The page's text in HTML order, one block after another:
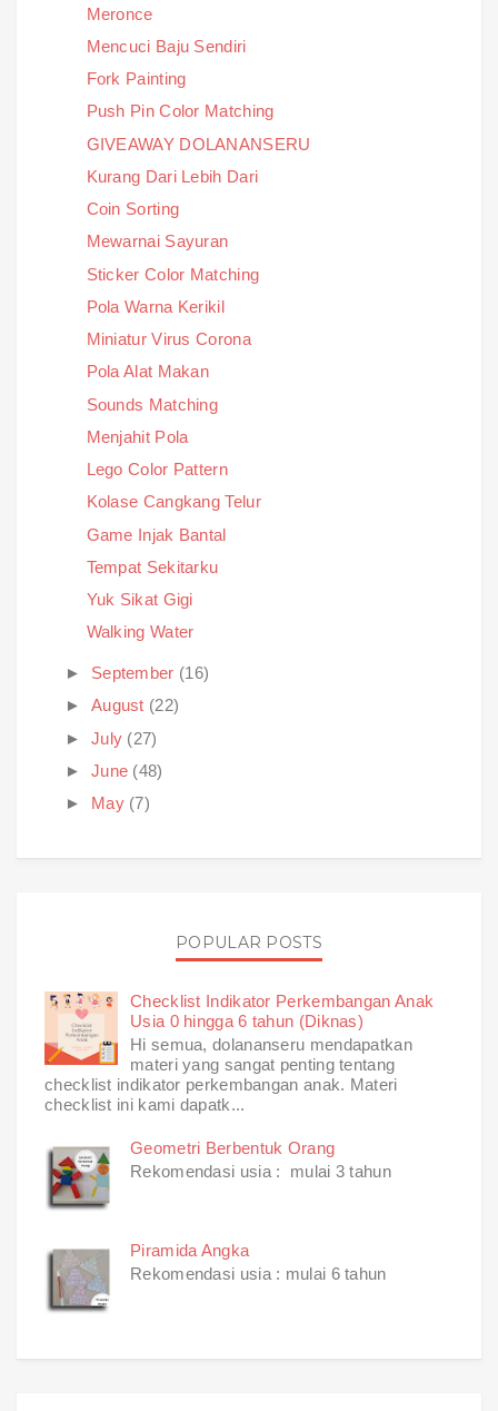
Meronce
Mencuci Baju Sendiri
Fork Painting
Push Pin Color Matching
GIVEAWAY DOLANANSERU
Kurang Dari Lebih Dari
Coin Sorting
Mewarnai Sayuran
Sticker Color Matching
Pola Warna Kerikil
Miniatur Virus Corona
Pola Alat Makan
Sounds Matching
Menjahit Pola
Lego Color Pattern
Kolase Cangkang Telur
Game Injak Bantal
Tempat Sekitarku
Yuk Sikat Gigi
Walking Water
► September (16)
► August (22)
► July (27)
► June (48)
► May (7)
POPULAR POSTS
Checklist Indikator Perkembangan Anak
Usia 0 hingga 6 tahun (Diknas)
Hi semua, dolananseru mendapatkan
materi yang sangat penting tentang
checklist indikator perkembangan anak. Materi
checklist ini kami dapatk...
Geometri Berbentuk Orang
Rekomendasi usia : mulai 3 tahun
Piramida Angka
Rekomendasi usia : mulai 6 tahun